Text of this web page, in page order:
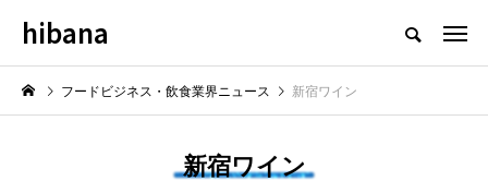
フードビジネス・飲食業界のニュースメディア
hibana
フードビジネス・飲食業界ニュース 新宿ワイン
新宿ワイン